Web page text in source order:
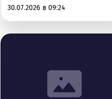
30.07.2026 в 09:24